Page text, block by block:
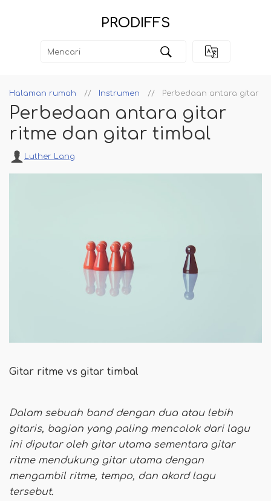
PRODIFFS
Halaman rumah Instrumen Perbedaan antara gitar
Perbedaan antara gitar
ritme dan gitar timbal
Luther Lang
Gitar ritme vs gitar timbal
Dalam sebuah band dengan dua atau lebih
gitaris, bagian yang paling mencolok dari lagu
ini diputar oleh gitar utama sementara gitar
ritme mendukung gitar utama dengan
mengambil ritme, tempo, dan akord lagu
tersebut.